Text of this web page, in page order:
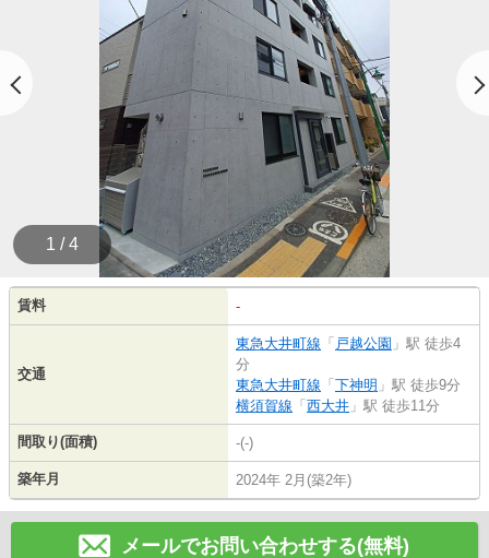
1 / 4
賃料 -
交通
東急大井町線 「 戸越公園 」駅 徒歩4
分
東急大井町線 「 下神明 」駅 徒歩9分
横須賀線 「 西大井 」駅 徒歩11分
間取り(面積) -(-)
築年月 2024年 2月(築2年)
メールでお問い合わせする(無料)